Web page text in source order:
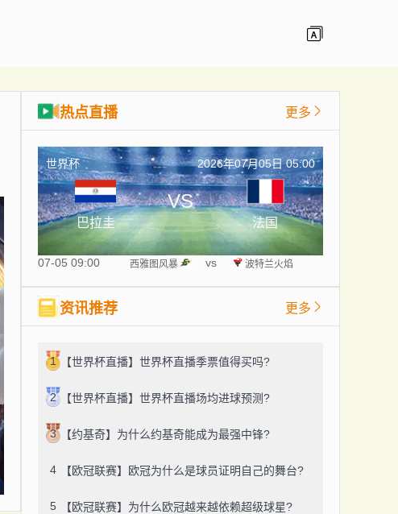
热点直播 更多
世界杯 2026年07月05日 05:00
巴拉圭
VS
法国
07-05 09:00 西雅图风暴 vs 波特兰火焰
资讯推荐 更多
1 【世界杯直播】世界杯直播季票值得买吗?
2 【世界杯直播】世界杯直播场均进球预测?
3 【约基奇】为什么约基奇能成为最强中锋?
4 【欧冠联赛】欧冠为什么是球员证明自己的舞台?
5 【欧冠联赛】为什么欧冠越来越依赖超级球星?